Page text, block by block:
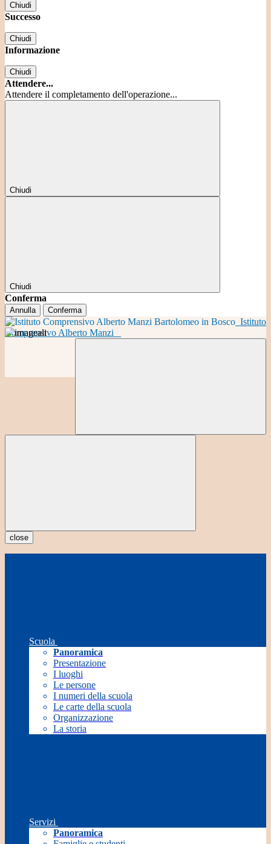
Chiudi
Successo
Chiudi
Informazione
Chiudi
Attendere...
Attendere il completamento dell'operazione...
Chiudi
Chiudi
Conferma
Annulla Conferma
Istituto
Comprensivo Alberto Manzi
close
Scuola
Panoramica
Presentazione
I luoghi
Le persone
I numeri della scuola
Le carte della scuola
Organizzazione
La storia
Servizi
Panoramica